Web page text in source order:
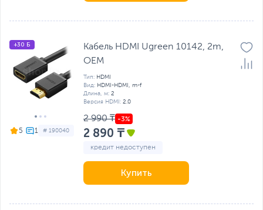
5 # 190040
+30 Б
Кабель HDMI Ugreen 10142, 2m,
OEM
Тип: HDMI
Вид: HDMI-HDMI, m-f
Длина, м: 2
Версия HDMI: 2.0
2 990 ₸
2 890 ₸
кредит недоступен
Купить